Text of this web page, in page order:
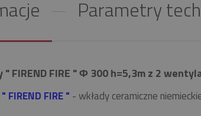
Parametry
FIREND FIRE " Φ 300 h=5,3m z 2
FIRE " - wkłady ceramiczne